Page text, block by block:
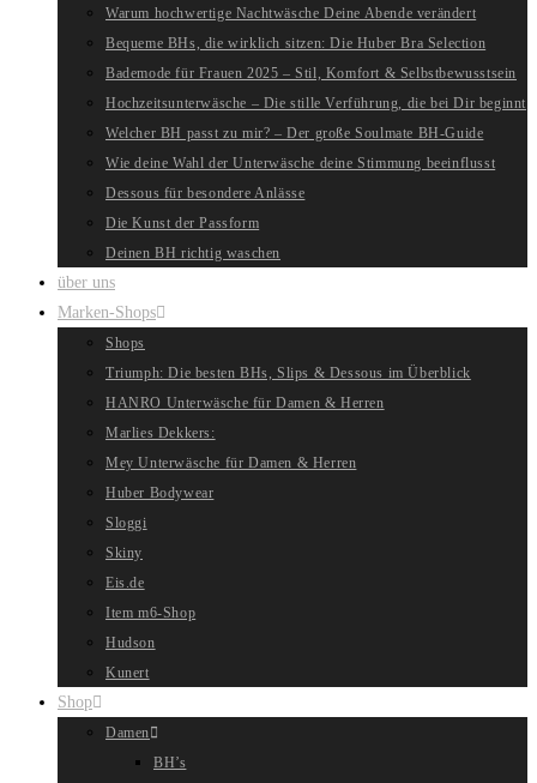
Warum hochwertige Nachtwäsche Deine Abende verändert
Bequeme BHs, die wirklich sitzen: Die Huber Bra Selection
Bademode für Frauen 2025 – Stil, Komfort & Selbstbewusstsein
Hochzeitsunterwäsche – Die stille Verführung, die bei Dir beginnt
Welcher BH passt zu mir? – Der große Soulmate BH-Guide
Wie deine Wahl der Unterwäsche deine Stimmung beeinflusst
Dessous für besondere Anlässe
Die Kunst der Passform
Deinen BH richtig waschen
über uns
Marken-Shops
Shops
Triumph: Die besten BHs, Slips & Dessous im Überblick
HANRO Unterwäsche für Damen & Herren
Marlies Dekkers:
Mey Unterwäsche für Damen & Herren
Huber Bodywear
Sloggi
Skiny
Eis.de
Item m6-Shop
Hudson
Kunert
Shop
Damen
BH’s